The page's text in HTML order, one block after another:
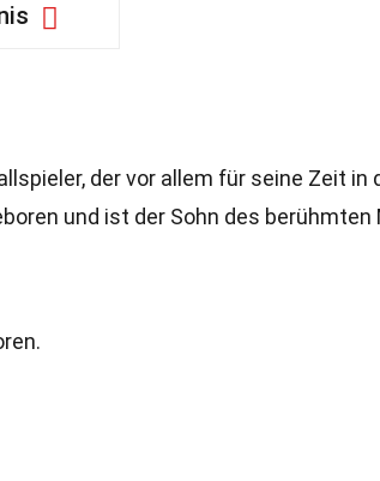
der vor allem für seine Zeit in
und ist der Sohn des berühmten